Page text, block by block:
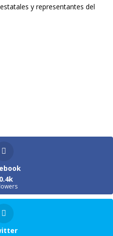
y representantes del